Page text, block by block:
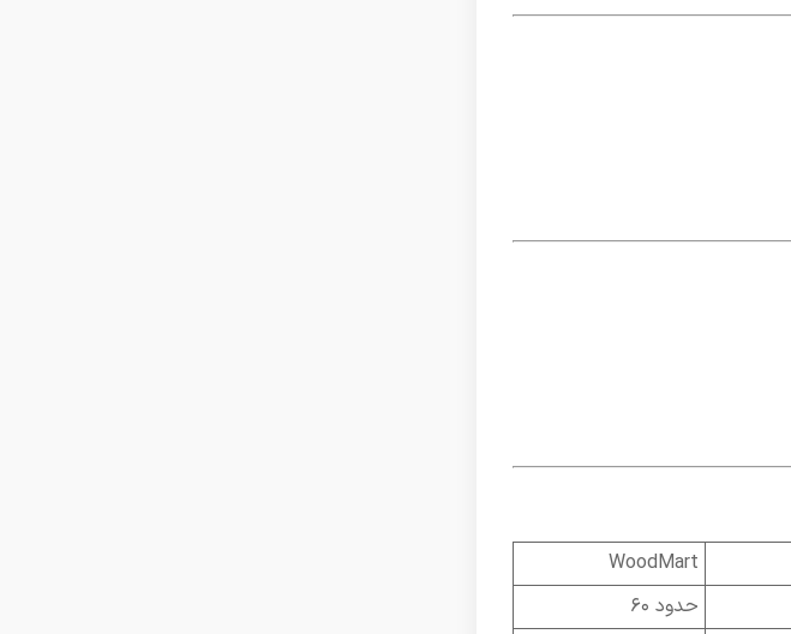
WoodMart
حدود ۶۰